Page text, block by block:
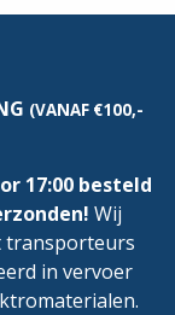
hoeveelheid
(VANAF €100,-
17:00 besteld
Wij
transporteurs
in vervoer